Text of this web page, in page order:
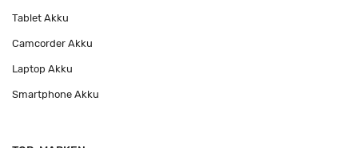
Tablet Akku
Camcorder Akku
Laptop Akku
Smartphone Akku